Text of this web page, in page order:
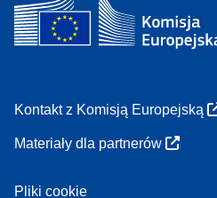
Kontakt z Komisją Europejską
Materiały dla partnerów
Pliki cookie